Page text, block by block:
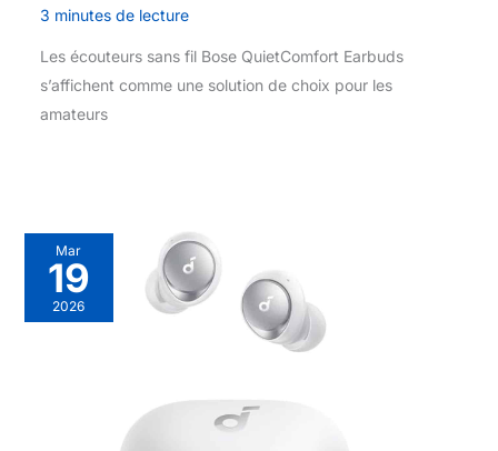
3 minutes de lecture
Les écouteurs sans fil Bose QuietComfort Earbuds
s’affichent comme une solution de choix pour les
amateurs
Mar
19
2026